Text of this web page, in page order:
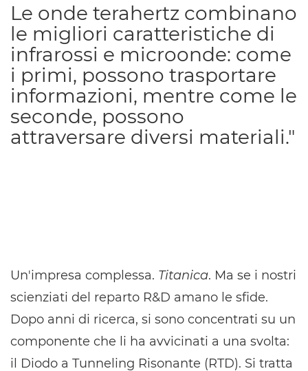
Le onde terahertz combinano
le migliori caratteristiche di
infrarossi e microonde: come
i primi, possono trasportare
informazioni, mentre come le
seconde, possono
attraversare diversi materiali."
Un'impresa complessa. Titanica. Ma se i nostri
scienziati del reparto R&D amano le sfide.
Dopo anni di ricerca, si sono concentrati su un
componente che li ha avvicinati a una svolta:
il Diodo a Tunneling Risonante (RTD). Si tratta